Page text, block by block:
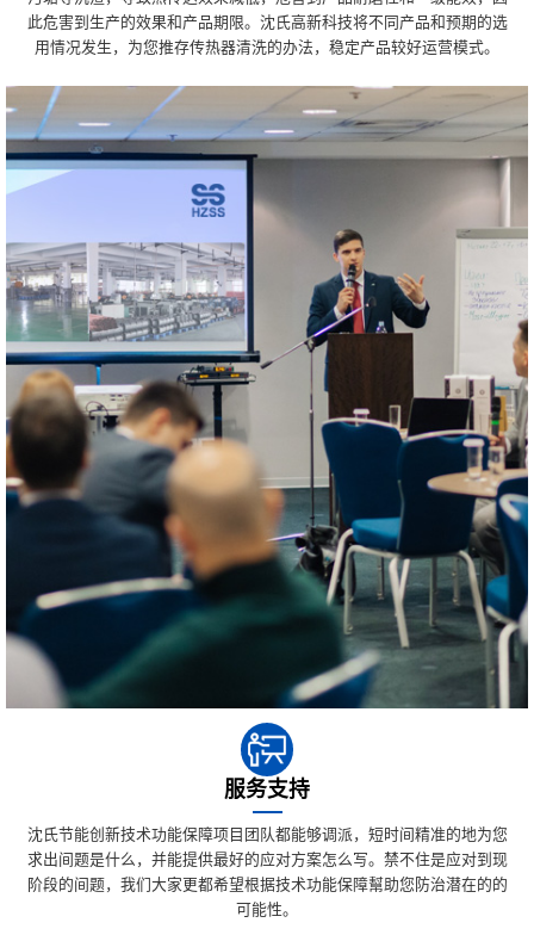
此危害到生产的效果和产品期限。沈氏高新科技将不同产品和预期的选
用情况发生，为您推存传热器清洗的办法，稳定产品较好运营模式。
服务支持
沈氏节能创新技术功能保障项目团队都能够调派，短时间精准的地为您
求出间题是什么，并能提供最好的应对方案怎么写。禁不住是应对到现
阶段的间题，我们大家更都希望根据技术功能保障幫助您防治潜在的的
可能性。